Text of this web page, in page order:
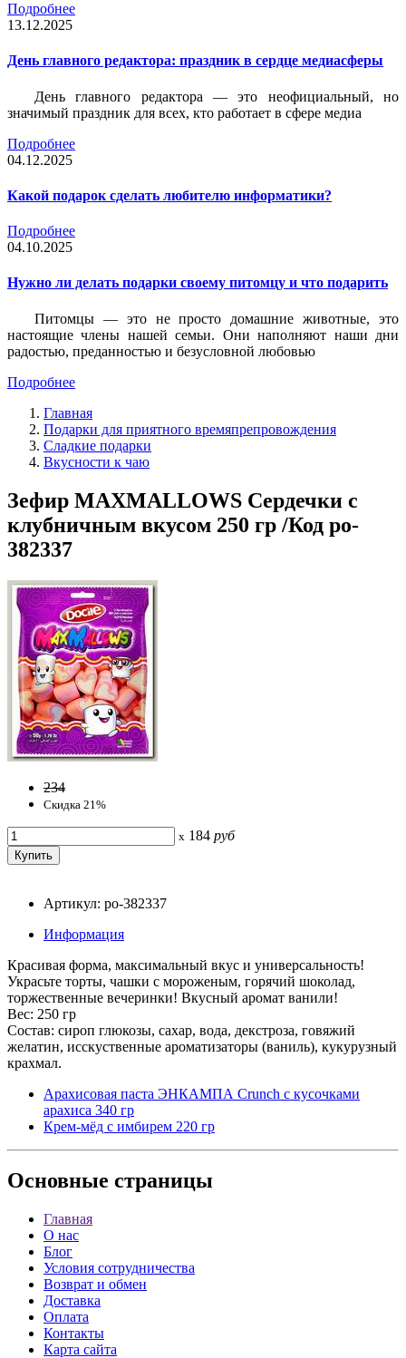
Подробнее
13.12.2025
День главного редактора: праздник в сердце медиасферы
День главного редактора — это неофициальный, но
значимый праздник для всех, кто работает в сфере медиа
Подробнее
04.12.2025
Какой подарок сделать любителю информатики?
Подробнее
04.10.2025
Нужно ли делать подарки своему питомцу и что подарить
Питомцы — это не просто домашние животные, это
настоящие члены нашей семьи. Они наполняют наши дни
радостью, преданностью и безусловной любовью
Подробнее
Главная
Подарки для приятного времяпрепровождения
Сладкие подарки
Вкусности к чаю
Зефир MAXMALLOWS Сердечки с
клубничным вкусом 250 гр /Код po-
382337
234
Скидка 21%
x 184 руб
Артикул: po-382337
Информация
Красивая форма, максимальный вкус и универсальность!
Украсьте торты, чашки с мороженым, горячий шоколад,
торжественные вечеринки! Вкусный аромат ванили!
Вес: 250 гр
Состав: сироп глюкозы, сахар, вода, декстроза, говяжий
желатин, исскуственные ароматизаторы (ваниль), кукурузный
крахмал.
Арахисовая паста ЭНКАМПА Сrunch с кусочками
арахиса 340 гр
Крем-мёд с имбирем 220 гр
Основные страницы
Главная
О нас
Блог
Условия сотрудничества
Возврат и обмен
Доставка
Оплата
Контакты
Карта сайта